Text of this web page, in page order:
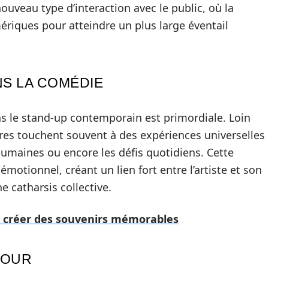
type d’interaction avec le public, où la
pour atteindre un plus large éventail
LA COMÉDIE
le stand-up contemporain est primordiale. Loin
touchent souvent à des expériences universelles
ou encore les défis quotidiens. Cette
créant un lien fort entre l’artiste et son
catharsis collective.
des souvenirs mémorables